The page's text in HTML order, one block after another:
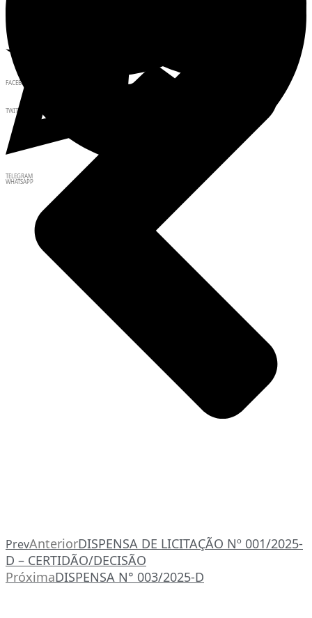
FACEBOOK
TWITTER
WHATSAPP
TELEGRAM
PrevAnteriorDISPENSA DE LICITAÇÃO Nº 001/2025-
D – CERTIDÃO/DECISÃO
PróximaDISPENSA N° 003/2025-D